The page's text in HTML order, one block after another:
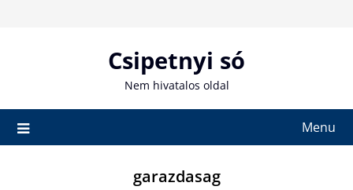
Csipetnyi só
Nem hivatalos oldal
Menu
garazdasag